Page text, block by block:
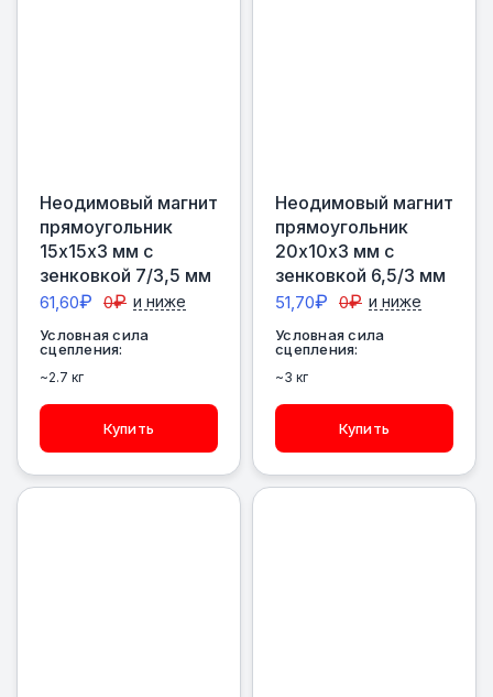
Неодимовый магнит
прямоугольник
15х15х3 мм с
зенковкой 7/3,5 мм
61,60₽ 0₽ и ниже
Условная сила
сцепления:
~2.7 кг
Купить
Неодимовый магнит
прямоугольник
20х10х3 мм с
зенковкой 6,5/3 мм
51,70₽ 0₽ и ниже
Условная сила
сцепления:
~3 кг
Купить